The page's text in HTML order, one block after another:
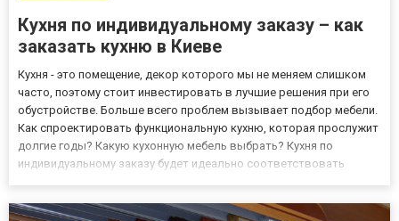
Кухня по индивидуальному заказу – как
заказать кухню в Киеве
Кухня - это помещение, декор которого мы не меняем слишком
часто, поэтому стоит инвестировать в лучшие решения при его
обустройстве. Больше всего проблем вызывает подбор мебели.
Как спроектировать функциональную кухню, которая прослужит
долгие годы? Какую кухонную мебель выбрать? Кухня по
индивидуальному заказу будет идеально соответствовать